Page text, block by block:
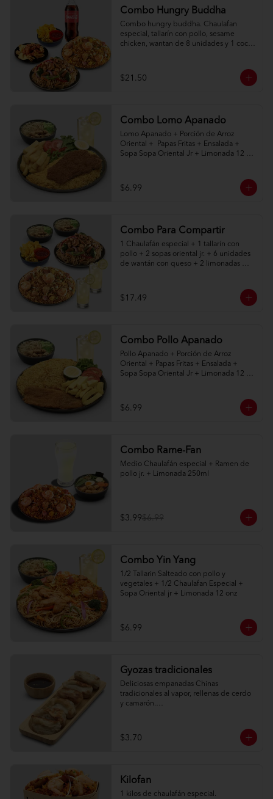
Combo Hungry Buddha
Combo hungry buddha. Chaulafan
especial, tallarín con pollo, sesame
chicken, wantan de 8 unidades y 1 coca
$21.50
Combo Lomo Apanado
Lomo Apanado + Porción de Arroz
Oriental +  Papas Fritas + Ensalada +
Sopa Sopa Oriental Jr + Limonada 12
$6.99
Combo Para Compartir
1 Chaulafán especial + 1 tallarín con
pollo + 2 sopas oriental jr. + 6 unidades
de wantán con queso + 2 limonadas
$17.49
Combo Pollo Apanado
Pollo Apanado + Porción de Arroz
Oriental + Papas Fritas + Ensalada +
Sopa Sopa Oriental Jr + Limonada 12
$6.99
Combo Rame-Fan
Medio Chaulafán especial + Ramen de
pollo jr. + Limonada 250ml
$3.99$6.99
Combo Yin Yang
1/2 Tallarin Salteado con pollo y
vegetales + 1/2 Chaulafan Especial +
Sopa Oriental jr + Limonada 12 onz
$6.99
Gyozas tradicionales
Deliciosas empanadas Chinas
tradicionales al vapor, rellenas de cerdo
y camarón.
$3.70
Kilofan
1 kilos de chaulafán especial.